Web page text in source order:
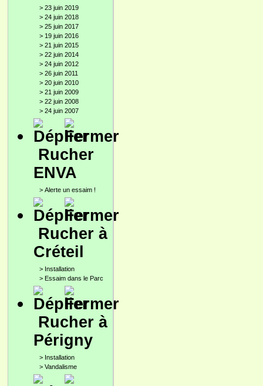
> 23 juin 2019
> 24 juin 2018
> 25 juin 2017
> 19 juin 2016
> 21 juin 2015
> 22 juin 2014
> 24 juin 2012
> 26 juin 2011
> 20 juin 2010
> 21 juin 2009
> 22 juin 2008
> 24 juin 2007
Rucher
ENVA
> Alerte un essaim !
Rucher à
Créteil
> Installation
> Essaim dans le Parc
Rucher à
Périgny
> Installation
> Vandalisme